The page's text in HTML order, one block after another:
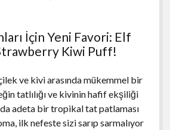
İçin Yeni Favori: Elf
Kiwi Puff!
ve kivi arasında mükemmel bir
tatlılığı ve kivinin hafif ekşiliği
adeta bir tropikal tat patlaması
ilk nefeste sizi sarıp sarmalıyor